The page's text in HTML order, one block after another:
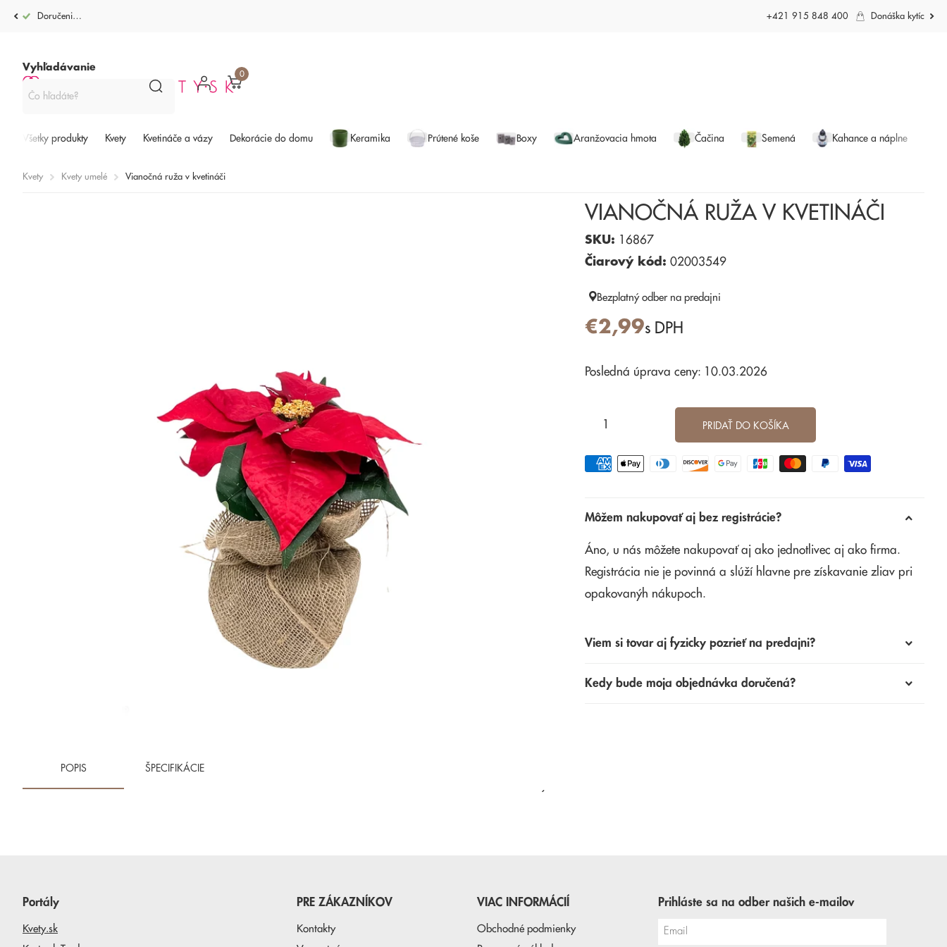
Doručenie po celej SR od 4,99€ +421 915 848 400 Donáška kytíc
Vyhľadávanie
0
Všetky produkty Kvety Kvetináče a vázy Dekorácie do domu Keramika Prútené koše Boxy Aranžovacia hmota Čačina Semená Kahance a náplne
Kvety Kvety umelé Vianočná ruža v kvetináči
VIANOČNÁ RUŽA V KVETINÁČI
SKU: 16867
Čiarový kód: 02003549
Bezplatný odber na predajni
€2,99s DPH
Posledná úprava ceny: 10.03.2026
PRIDAŤ DO KOŠÍKA
Môžem nakupovať aj bez registrácie?
Áno, u nás môžete nakupovať aj ako jednotlivec aj ako firma.
Registrácia nie je povinná a slúží hlavne pre získavanie zliav pri
opakovanýh nákupoch.
Viem si tovar aj fyzicky pozrieť na predajni?
Kedy bude moja objednávka doručená?
POPIS ŠPECIFIKÁCIE
Portály
Kvety.sk
PRE ZÁKAZNÍKOV
Kontakty
VIAC INFORMÁCIÍ
Obchodné podmienky
Prihláste sa na odber našich e-mailov